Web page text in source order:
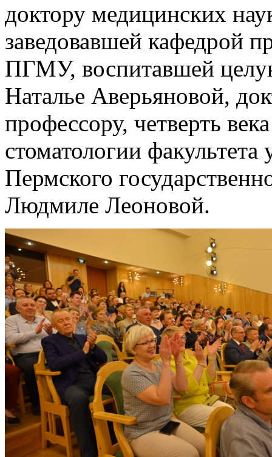
доктору медицинских
заведовавшей кафедрой
ПГМУ, воспитавшей
Наталье Аверьяновой,
профессору, четверть
стоматологии
Пермского
Людмиле Леоновой.